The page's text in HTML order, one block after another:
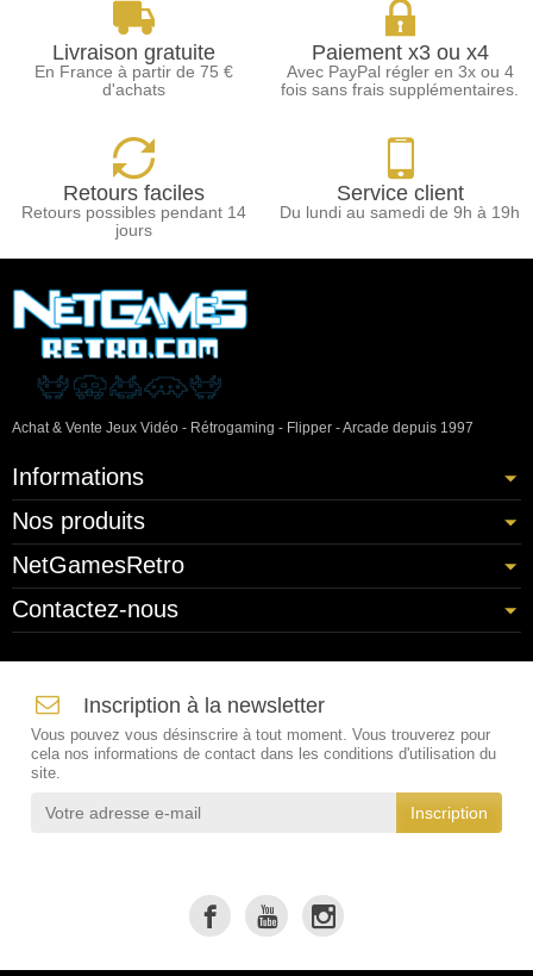
Livraison gratuite
En France à partir de 75 €
d'achats
Paiement x3 ou x4
Avec PayPal régler en 3x ou 4
fois sans frais supplémentaires.
Retours faciles
Retours possibles pendant 14
jours
Service client
Du lundi au samedi de 9h à 19h
Achat & Vente Jeux Vidéo - Rétrogaming - Flipper - Arcade depuis 1997
Informations
Nos produits
NetGamesRetro
Contactez-nous
Inscription à la newsletter
Vous pouvez vous désinscrire à tout moment. Vous trouverez pour
cela nos informations de contact dans les conditions d'utilisation du
site.